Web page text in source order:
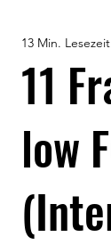
11
low
13 Min. Lesezeit